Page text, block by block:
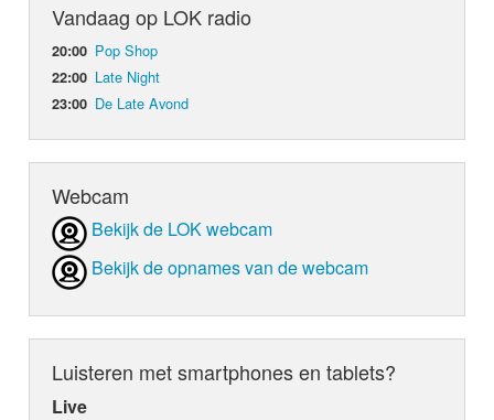
Vandaag op LOK radio
20:00 Pop Shop
22:00 Late Night
23:00 De Late Avond
Webcam
Bekijk de LOK webcam
Bekijk de opnames van de webcam
Luisteren met smartphones en tablets?
Live